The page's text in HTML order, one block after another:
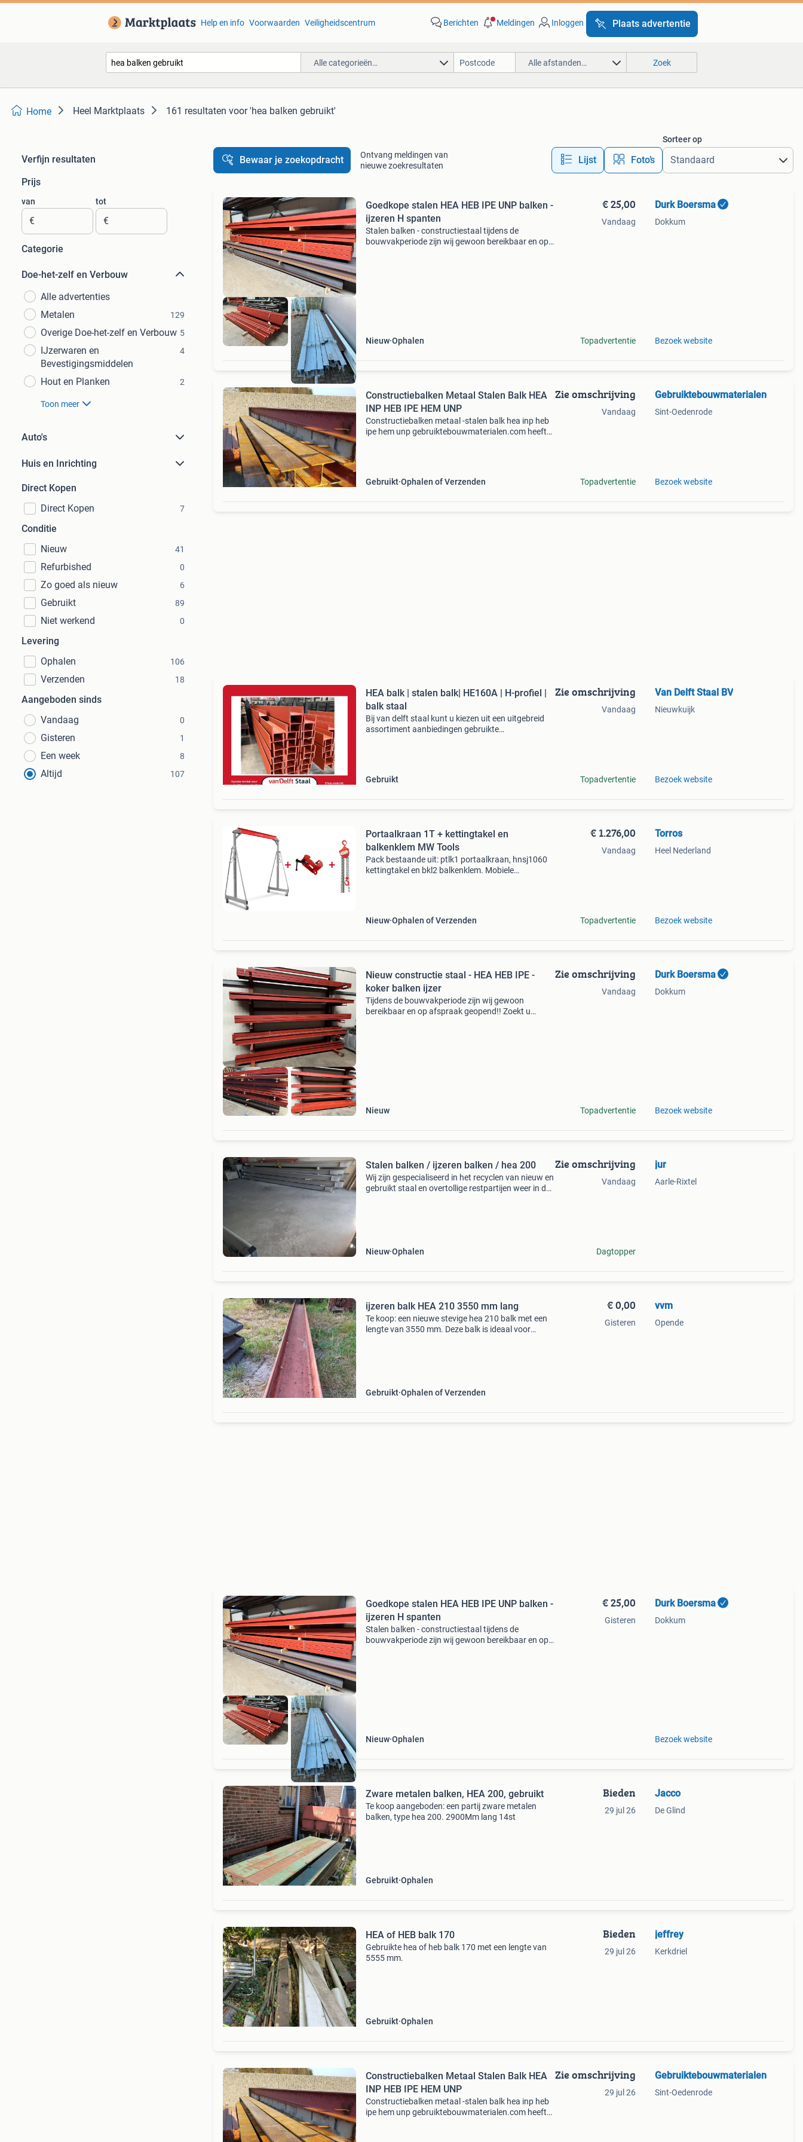
Help en info Voorwaarden Veiligheidscentrum Berichten Meldingen Inloggen Plaats advertentie
Alle categorieën… Alle afstanden… Zoek
Home Heel Marktplaats 161 resultaten voor 'hea balken gebruikt'
Verfijn resultaten
Prijs
van
€
tot
€
Categorie
Doe-het-zelf en Verbouw
Alle advertenties
Metalen
129
Overige Doe-het-zelf en Verbouw 5
IJzerwaren en
Bevestigingsmiddelen
4
Hout en Planken 2
Toon meer
Auto's
Huis en Inrichting
Direct Kopen
Direct Kopen
7
Conditie
Nieuw
41
Refurbished 0
Zo goed als nieuw 6
Gebruikt 89
Niet werkend 0
Levering
Ophalen
106
Verzenden 18
Aangeboden sinds
Vandaag
0
Gisteren 1
Een week 8
Altijd 107
Bewaar je zoekopdracht
Ontvang meldingen van
nieuwe zoekresultaten
Lijst Foto’s
Sorteer op
Goedkope stalen HEA HEB IPE UNP balken -
ijzeren H spanten
Stalen balken - constructiestaal tijdens de
bouwvakperiode zijn wij gewoon bereikbaar en op
Nieuw Ophalen
€ 25,00
Vandaag
Topadvertentie
Durk Boersma
Dokkum
Bezoek website
Constructiebalken Metaal Stalen Balk HEA
INP HEB IPE HEM UNP
Constructiebalken metaal -stalen balk hea inp heb
ipe hem unp gebruiktebouwmaterialen.com heeft
Gebruikt Ophalen of Verzenden
Zie omschrijving
Vandaag
Topadvertentie
Gebruiktebouwmaterialen
Sint-Oedenrode
Bezoek website
HEA balk | stalen balk| HE160A | H-profiel |
balk staal
Bij van delft staal kunt u kiezen uit een uitgebreid
assortiment aanbiedingen gebruikte
Gebruikt
Zie omschrijving
Vandaag
Topadvertentie
Van Delft Staal BV
Nieuwkuijk
Bezoek website
Portaalkraan 1T + kettingtakel en
balkenklem MW Tools
Pack bestaande uit: ptlk1 portaalkraan, hnsj1060
kettingtakel en bkl2 balkenklem. Mobiele
Nieuw Ophalen of Verzenden
€ 1.276,00
Vandaag
Topadvertentie
Torros
Heel Nederland
Bezoek website
Nieuw constructie staal - HEA HEB IPE -
koker balken ijzer
Tijdens de bouwvakperiode zijn wij gewoon
bereikbaar en op afspraak geopend!! Zoekt u
Nieuw
Zie omschrijving
Vandaag
Topadvertentie
Durk Boersma
Dokkum
Bezoek website
Stalen balken / ijzeren balken / hea 200
Wij zijn gespecialiseerd in het recyclen van nieuw en
gebruikt staal en overtollige restpartijen weer in de
Nieuw Ophalen
Zie omschrijving
Vandaag
Dagtopper
jur
Aarle-Rixtel
ijzeren balk HEA 210 3550 mm lang
Te koop: een nieuwe stevige hea 210 balk met een
lengte van 3550 mm. Deze balk is ideaal voor
Gebruikt Ophalen of Verzenden
€ 0,00
Gisteren
vvm
Opende
Goedkope stalen HEA HEB IPE UNP balken -
ijzeren H spanten
Stalen balken - constructiestaal tijdens de
bouwvakperiode zijn wij gewoon bereikbaar en op
Nieuw Ophalen
€ 25,00
Gisteren
Durk Boersma
Dokkum
Bezoek website
Zware metalen balken, HEA 200, gebruikt
Te koop aangeboden: een partij zware metalen
balken, type hea 200. 2900Mm lang 14st
Gebruikt Ophalen
Bieden
29 jul 26
Jacco
De Glind
HEA of HEB balk 170
Gebruikte hea of heb balk 170 met een lengte van
5555 mm.
Gebruikt Ophalen
Bieden
29 jul 26
jeffrey
Kerkdriel
Constructiebalken Metaal Stalen Balk HEA
INP HEB IPE HEM UNP
Constructiebalken metaal -stalen balk hea inp heb
ipe hem unp gebruiktebouwmaterialen.com heeft
Zie omschrijving
29 jul 26
Gebruiktebouwmaterialen
Sint-Oedenrode